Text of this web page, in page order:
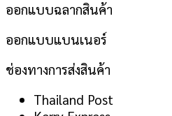
ออกแบบฉลากสินค้า
ออกแบบแบนเนอร์
ช่องทางการส่งสินค้า
Thailand Post